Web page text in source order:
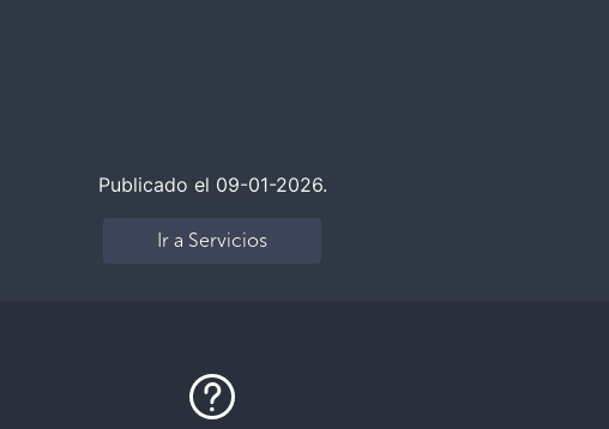
Publicado el 09-01-2026.
Ir a Servicios